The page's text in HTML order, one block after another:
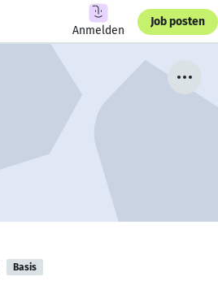
Anmelden
Job posten
Basis